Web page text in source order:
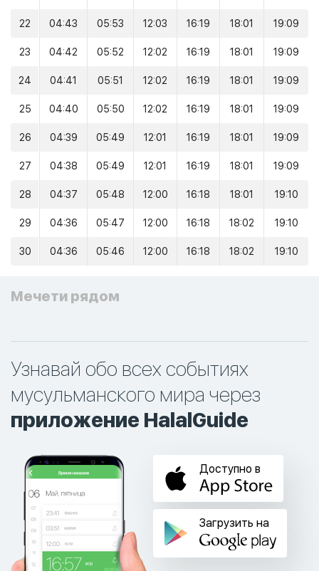
22 04:43 05:53 12:03 16:19 18:01 19:09
23 04:42 05:52 12:02 16:19 18:01 19:09
24 04:41 05:51 12:02 16:19 18:01 19:09
25 04:40 05:50 12:02 16:19 18:01 19:09
26 04:39 05:49 12:01 16:19 18:01 19:09
27 04:38 05:49 12:01 16:19 18:01 19:09
28 04:37 05:48 12:00 16:18 18:01 19:10
29 04:36 05:47 12:00 16:18 18:02 19:10
30 04:36 05:46 12:00 16:18 18:02 19:10
Мечети рядом
Узнавай обо всех событиях
мусульманского мира через
приложение HalalGuide
Доступно в
Загрузить на